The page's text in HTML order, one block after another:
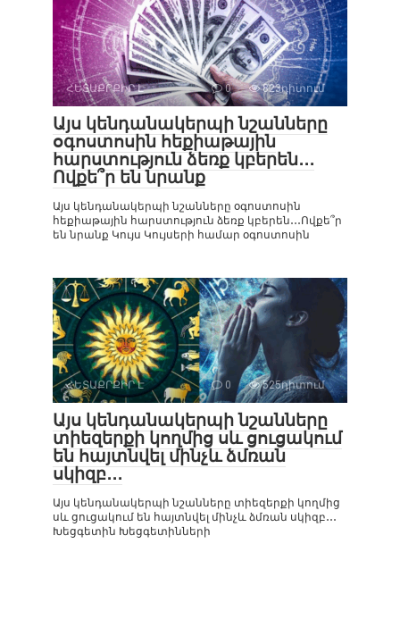
ՀԵՏԱՔՐՔԻՐ Է 0 823դիտում
Այս կենդանակերպի նշանները
օգոստոսին հեքիաթային
հարստություն ձեռք կբերեն․․․
Ովքե՞ր են նրանք
Այս կենդանակերպի նշանները օգոստոսին
հեքիաթային հարստություն ձեռք կբերեն․․․Ովքե՞ր
են նրանք Կույս Կույսերի համար օգոստոսին
ՀԵՏԱՔՐՔԻՐ Է 0 525դիտում
Այս կենդանակերպի նշանները
տիեզերքի կողմից սև ցուցակում
են հայտնվել մինչև ձմռան
սկիզբ․․․
Այս կենդանակերպի նշանները տիեզերքի կողմից
սև ցուցակում են հայտնվել մինչև ձմռան սկիզբ․․․
Խեցգետին Խեցգետինների